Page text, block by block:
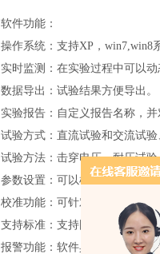
软件功能：
操作系统：支持XP，win7,win8
实时监测：在实验过程中可以动
数据导出：试验结果方便导出。
实验报告：自定义报告名称，并
试验方式：直流试验和交流试验
试验方法：击穿电压、耐压试
参数设置：可以根据不同的试
校准功能：可针对设备进行校
支持标准：支持国标及美国标准
报警功能：软件具备电压、电流